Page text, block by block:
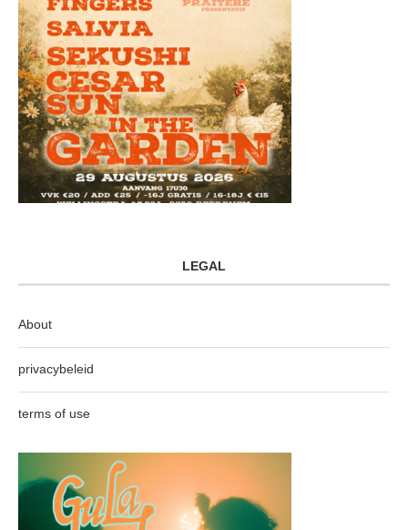
LEGAL
About
privacybeleid
terms of use